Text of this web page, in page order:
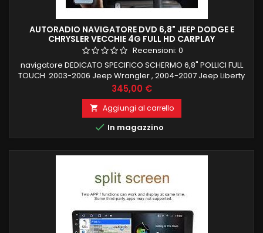
AUTORADIO NAVIGATORE DVD 6,8" JEEP DODGE E
CHRYSLER VECCHIE 4G FULL HD CARPLAY
Recensioni: 0
navigatore DEDICATO SPECIFICO SCHERMO 6,8" POLLICI FULL
TOUCH 2003-2006 Jeep Wrangler , 2004-2007 Jeep Liberty
, 1999-2004 Jeep Grand Cherokee LOGO ALLA ACCENSIONE,
RECUPERO COMANDI AL VOLANTE 4 GB RAM 64 GB ROM
ANDROID 13 CARPLAY ANDROID AUTO WIFI INTEGRATO
NAVIGAZIONE ONLINE E OFFLINE INGRESSO CAMERA FUNZIONE
MIRRORLINK COMPATIBILE MODULO DAB+WIFI...
Prezzo
345,00 €
 Aggiungi al carrello
 In magazzino